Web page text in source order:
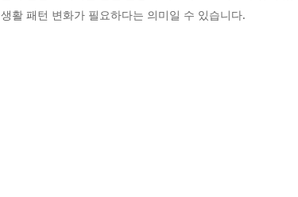
생활 패턴 변화가 필요하다는 의미일 수 있습니다.